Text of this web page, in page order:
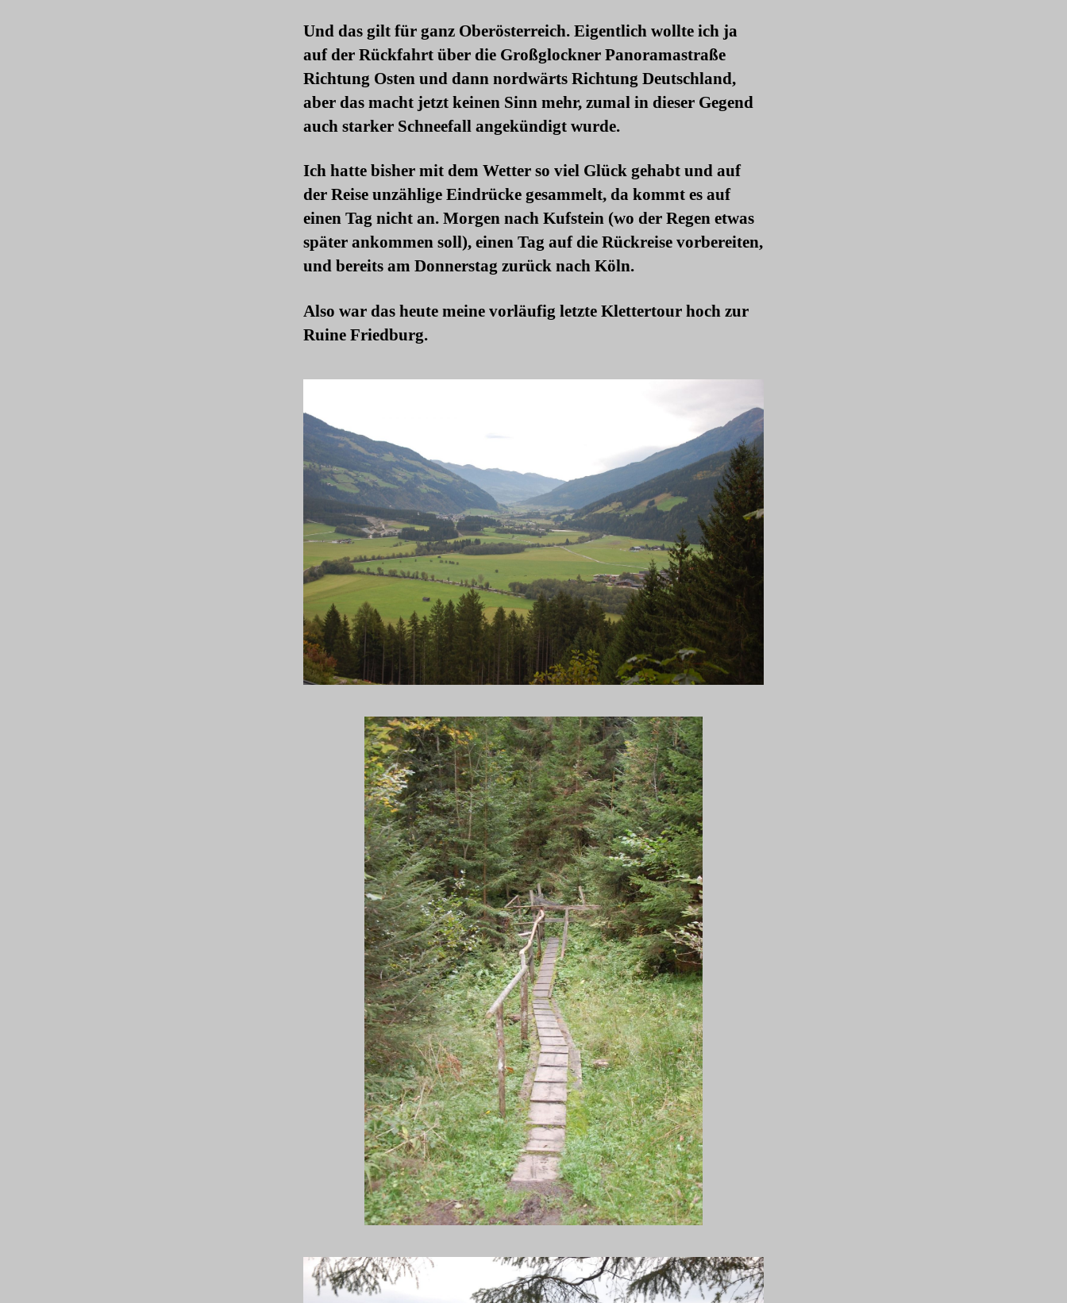
Und das gilt für ganz Oberösterreich. Eigentlich wollte ich ja
auf der Rückfahrt über die Großglockner Panoramastraße
Richtung Osten und dann nordwärts Richtung Deutschland,
aber das macht jetzt keinen Sinn mehr, zumal in dieser Gegend
auch starker Schneefall angekündigt wurde.
Ich hatte bisher mit dem Wetter so viel Glück gehabt und auf
der Reise unzählige Eindrücke gesammelt, da kommt es auf
einen Tag nicht an. Morgen nach Kufstein (wo der Regen etwas
später ankommen soll), einen Tag auf die Rückreise vorbereiten,
und bereits am Donnerstag zurück nach Köln.
Also war das heute meine vorläufig letzte Klettertour hoch zur
Ruine Friedburg.